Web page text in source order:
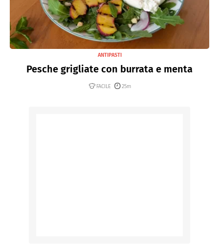
ANTIPASTI
Pesche grigliate con burrata e menta
FACILE 25m